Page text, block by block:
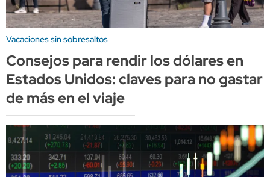
Vacaciones sin sobresaltos
Consejos para rendir los dólares en
Estados Unidos: claves para no gastar
de más en el viaje